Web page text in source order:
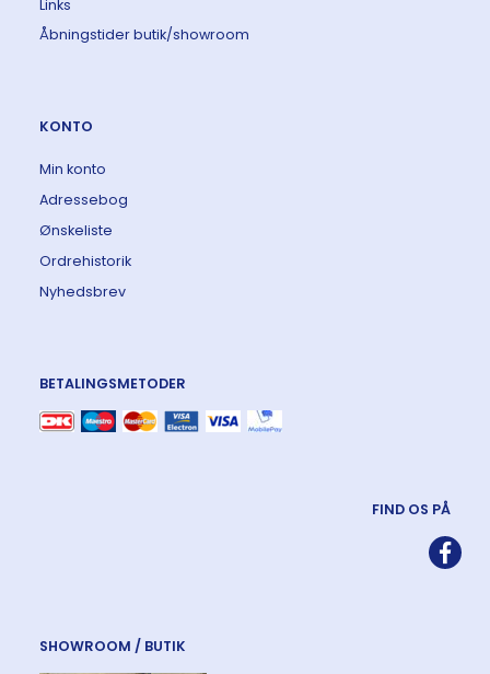
Links
Åbningstider butik/showroom
KONTO
Min konto
Adressebog
Ønskeliste
Ordrehistorik
Nyhedsbrev
BETALINGSMETODER
FIND OS PÅ
SHOWROOM / BUTIK